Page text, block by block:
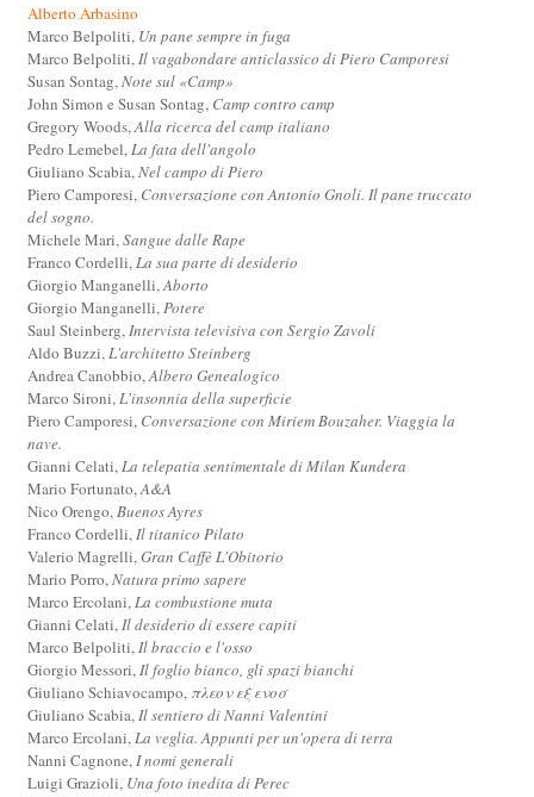
Alberto Arbasino
Marco Belpoliti, Un pane sempre in fuga
Marco Belpoliti,Il vagabondare anticlassico di Piero Camporesi
Susan Sontag,Note sul «Camp»
John Simon e Susan Sontag, Camp contro camp
Gregory Woods,Alla ricerca del camp italiano
Pedro Lemebel,La fata dell'angolo
Giuliano Scabia,Nel campo di Piero
Piero Camporesi, Conversazione con Antonio Gnoli. Il pane truccato
del sogno.
Michele Mari,Sangue dalle Rape
Franco Cordelli,La sua parte di desiderio
Giorgio Manganelli,Aborto
Giorgio Manganelli,Potere
Saul Steinberg,Intervista televisiva con Sergio Zavoli
Aldo Buzzi,L'architetto Steinberg
Andrea Canobbio,Albero Genealogico
Marco Sironi,L'insonnia della superficie
Piero Camporesi, Conversazione con Miriem Bouzaher. Viaggia la
nave.
Gianni Celati,La telepatia sentimentale di Milan Kundera
Mario Fortunato,A&A
Nico Orengo,Buenos Ayres
Franco Cordelli,Il titanico Pilato
Valerio Magrelli,Gran Caffè L'Obitorio
Mario Porro,Natura primo sapere
Marco Ercolani,La combustione muta
Gianni Celati,Il desiderio di essere capiti
Marco Belpoliti,Il braccio e l'osso
Giorgio Messori,Il foglio bianco, gli spazi bianchi
Giuliano Schiavocampo,πλεον εξ ενοσ
Giuliano Scabia,Il sentiero di Nanni Valentini
Marco Ercolani,La veglia. Appunti per un'opera di terra
Nanni Cagnone,I nomi generali
Luigi Grazioli, Una foto inedita di Perec